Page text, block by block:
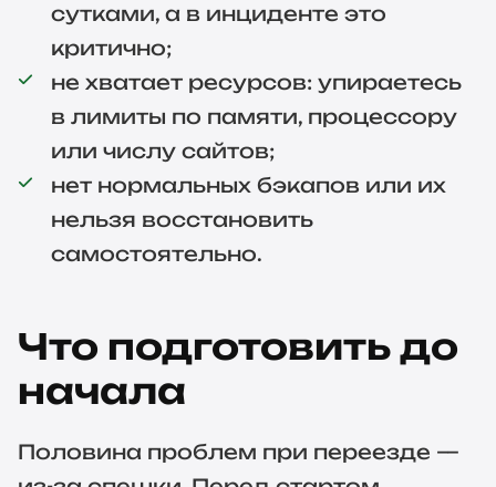
сутками, а в инциденте это
критично;
не хватает ресурсов: упираетесь
в лимиты по памяти, процессору
или числу сайтов;
нет нормальных бэкапов или их
нельзя восстановить
самостоятельно.
Что подготовить до
начала
Половина проблем при переезде —